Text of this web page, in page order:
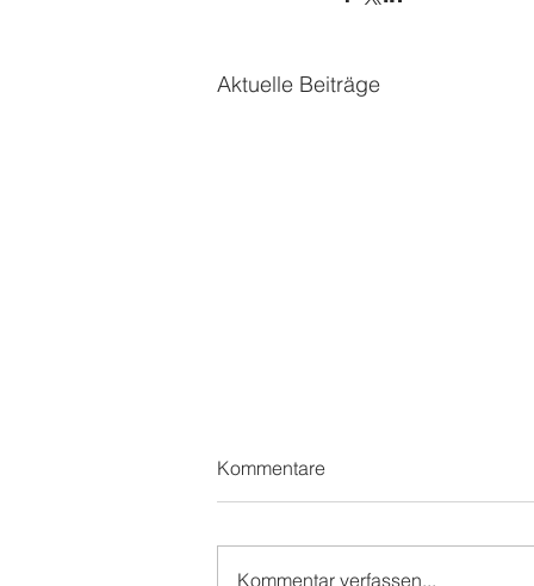
Aktuelle Beiträge
Kommentare
Kommentar verfassen...